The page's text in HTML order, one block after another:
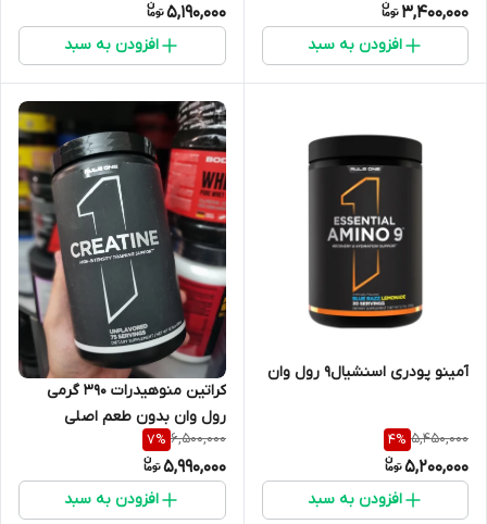
3,400,000
افزودن به سبد
5,190,000
افزودن به سبد
آمینو پودری اسنشیال9 رول وان
5,450,000
4%
5,200,000
افزودن به سبد
کراتین منوهیدرات ۳۹۰ گرمی
رول وان بدون طعم اصلی
6,500,000
7%
5,990,000
افزودن به سبد